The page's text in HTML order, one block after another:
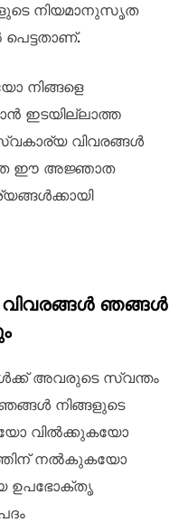
നിയമാനുസൃത
പെട്ടതാണ്.
നിങ്ങളെ
ഇടയില്ലാത്ത
വിവരങ്ങൾ
ഈ അജ്ഞാത
വിവരങ്ങൾ ഞങ്ങൾ
അവരുടെ സ്വന്തം
ഞങ്ങൾ നിങ്ങളുടെ
വിൽക്കുകയോ
നൽകുകയോ
ഉപഭോക്തൃ